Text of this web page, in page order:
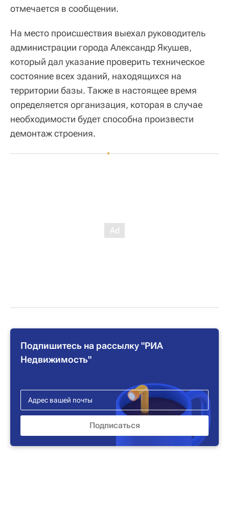
отмечается в сообщении.
На место происшествия выехал руководитель
администрации города Александр Якушев,
который дал указание проверить техническое
состояние всех зданий, находящихся на
территории базы. Также в настоящее время
определяется организация, которая в случае
необходимости будет способна произвести
демонтаж строения.
Подпишитесь на рассылку "РИА
Недвижимость"